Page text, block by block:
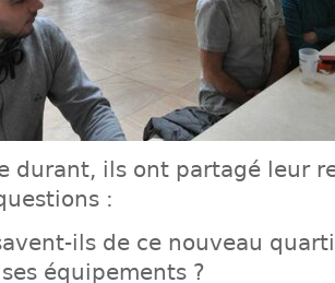
durant, ils ont partagé leur
:
ils de ce nouveau
équipements ?